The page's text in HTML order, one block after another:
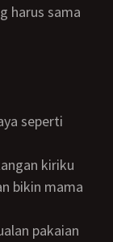
bikin mama